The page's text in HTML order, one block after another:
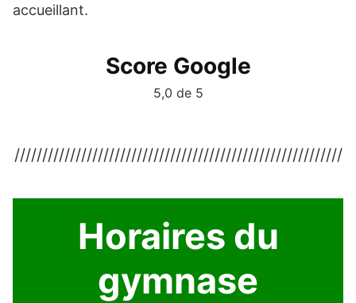
accueillant.
Score Google
5,0 de 5
///////////////////////////////////////////////////////////
Horaires du
gymnase